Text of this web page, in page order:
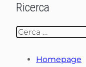
Ricerca
Ricerca
per:
Homepage